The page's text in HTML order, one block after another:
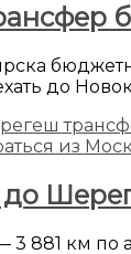
до
до
3 881 км